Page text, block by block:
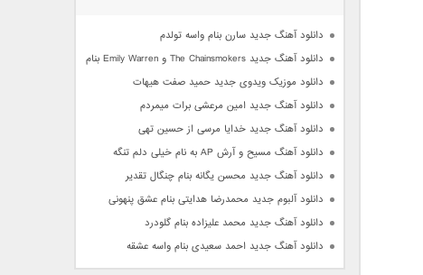
دانلود آهنگ جدید سارن بنام واسه تولدم
دانلود آهنگ جدید The Chainsmokers و Emily Warren بنام Side Effects
دانلود موزیک ویدوی جدید حمید صفت هیهات
دانلود آهنگ جدید امین مرعشی برات میمردم
دانلود آهنگ جدید خدایا مرسی از حسین تهی
دانلود آهنگ مسیح و آرش AP به نام خیلی دلم تنگه
دانلود آهنگ جدید محسن یگانه بنام چنگال تقدیر
دانلود آلبوم جدید محمدرضا هدایتی بنام عشق پنهونی
دانلود آهنگ جدید محمد علیزاده بنام گلودرد
دانلود آهنگ جدید احمد سعیدی بنام واسه عشقه